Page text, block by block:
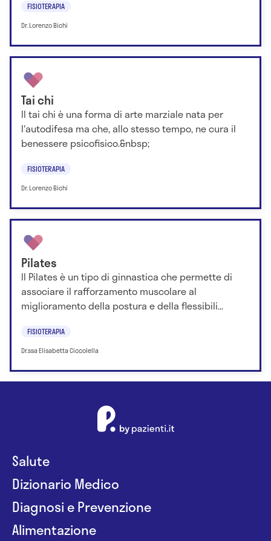
FISIOTERAPIA
Dr. Lorenzo Bichi
Tai chi
Il tai chi è una forma di arte marziale nata per
l'autodifesa ma che, allo stesso tempo, ne cura il
benessere psicofisico.&nbsp;
FISIOTERAPIA
Dr. Lorenzo Bichi
Pilates
Il Pilates è un tipo di ginnastica che permette di
associare il rafforzamento muscolare al
miglioramento della postura e della flessibili...
FISIOTERAPIA
Dr.ssa Elisabetta Ciccolella
Salute
Dizionario Medico
Diagnosi e Prevenzione
Alimentazione